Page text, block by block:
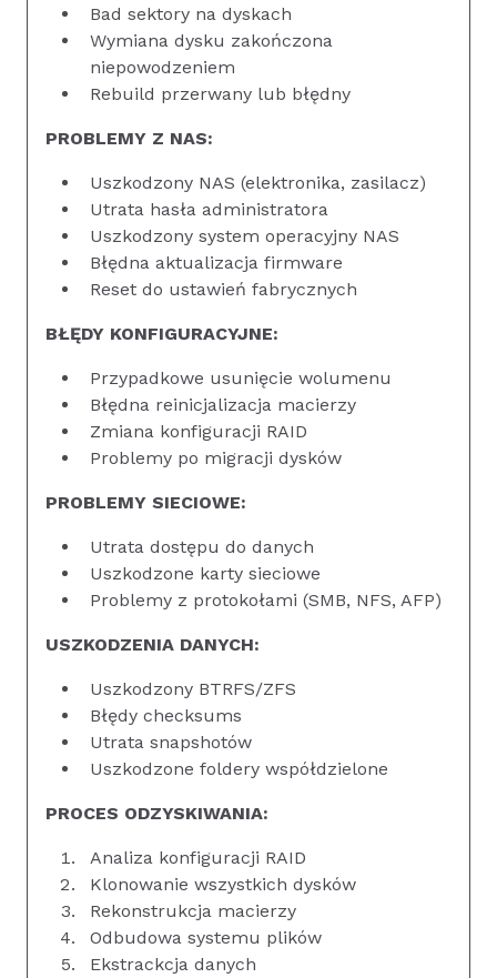
Bad sektory na dyskach
Wymiana dysku zakończona
niepowodzeniem
Rebuild przerwany lub błędny
PROBLEMY Z NAS:
Uszkodzony NAS (elektronika, zasilacz)
Utrata hasła administratora
Uszkodzony system operacyjny NAS
Błędna aktualizacja firmware
Reset do ustawień fabrycznych
BŁĘDY KONFIGURACYJNE:
Przypadkowe usunięcie wolumenu
Błędna reinicjalizacja macierzy
Zmiana konfiguracji RAID
Problemy po migracji dysków
PROBLEMY SIECIOWE:
Utrata dostępu do danych
Uszkodzone karty sieciowe
Problemy z protokołami (SMB, NFS, AFP)
USZKODZENIA DANYCH:
Uszkodzony BTRFS/ZFS
Błędy checksums
Utrata snapshotów
Uszkodzone foldery współdzielone
PROCES ODZYSKIWANIA:
Analiza konfiguracji RAID
Klonowanie wszystkich dysków
Rekonstrukcja macierzy
Odbudowa systemu plików
Ekstrackcja danych